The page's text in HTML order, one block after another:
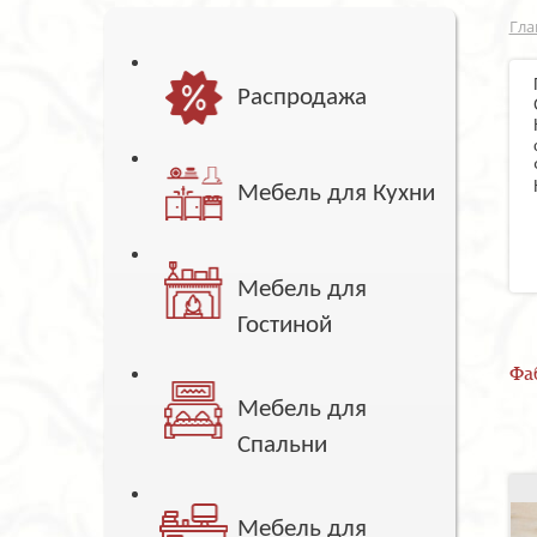
Распродажа
Мебель для Кухни
Мебель для
Гостиной
Мебель для
Спальни
Мебель для